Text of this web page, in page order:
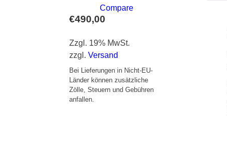
€490,00
Zzgl. 19% MwSt.
zzgl.Versand
Bei Lieferungen in Nicht-EU-
Länder können zusätzliche
Zölle, Steuern und Gebühren
anfallen.
Compare